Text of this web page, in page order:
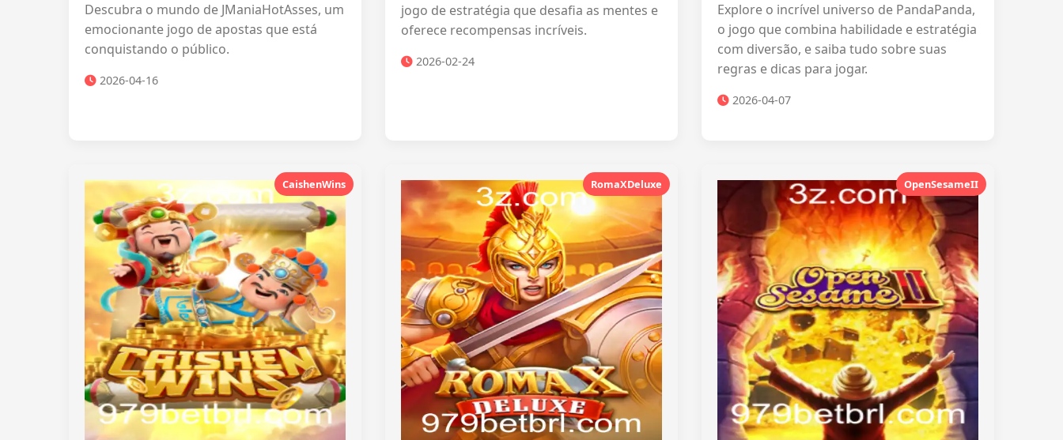
Descubra o mundo de JManiaHotAsses, um
emocionante jogo de apostas que está
conquistando o público.
2026-04-16
jogo de estratégia que desafia as mentes e
oferece recompensas incríveis.
2026-02-24
Explore o incrível universo de PandaPanda,
o jogo que combina habilidade e estratégia
com diversão, e saiba tudo sobre suas
regras e dicas para jogar.
2026-04-07
CaishenWins RomaXDeluxe OpenSesameII